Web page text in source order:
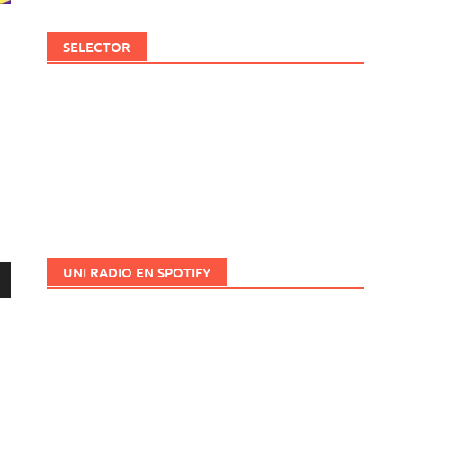
SELECTOR
UNI RADIO EN SPOTIFY